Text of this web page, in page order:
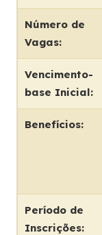
Número de
Vagas:
Vencimento-
base Inicial:
Benefícios:
Período de
Inscrições: